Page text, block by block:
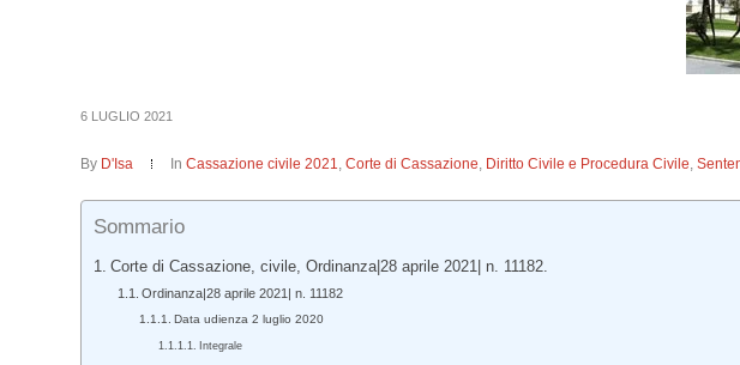
6 LUGLIO 2021
By D'Isa InCassazione civile 2021,Corte di Cassazione, Diritto Civile e Procedura Civile,
Sommario
Corte di Cassazione, civile, Ordinanza|28 aprile 2021| n. 11182.
Ordinanza|28 aprile 2021| n. 11182
Data udienza 2 luglio 2020
Integrale